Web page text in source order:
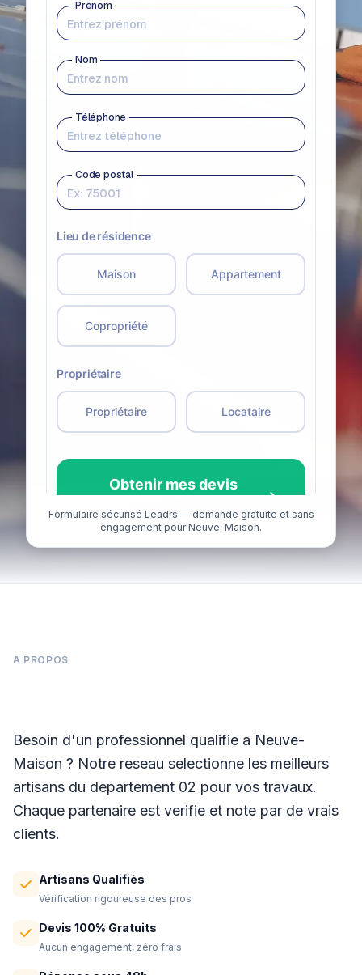
Formulaire sécurisé Leadrs — demande gratuite et sans
engagement pour Neuve-Maison.
A PROPOS
Besoin d'un professionnel qualifie a Neuve-
Maison ? Notre reseau selectionne les meilleurs
artisans du departement 02 pour vos travaux.
Chaque partenaire est verifie et note par de vrais
clients.
Artisans Qualifiés
Vérification rigoureuse des pros
Devis 100% Gratuits
Aucun engagement, zéro frais